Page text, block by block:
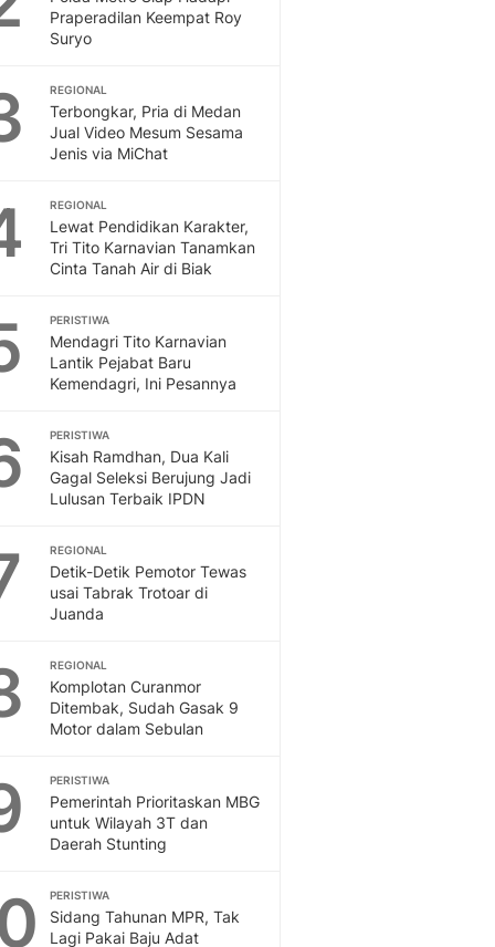
Praperadilan Keempat Roy
Suryo
REGIONAL
Terbongkar, Pria di Medan
Jual Video Mesum Sesama
Jenis via MiChat
REGIONAL
Lewat Pendidikan Karakter,
Tri Tito Karnavian Tanamkan
Cinta Tanah Air di Biak
PERISTIWA
Mendagri Tito Karnavian
Lantik Pejabat Baru
Kemendagri, Ini Pesannya
PERISTIWA
Kisah Ramdhan, Dua Kali
Gagal Seleksi Berujung Jadi
Lulusan Terbaik IPDN
REGIONAL
Detik-Detik Pemotor Tewas
usai Tabrak Trotoar di
Juanda
REGIONAL
Komplotan Curanmor
Ditembak, Sudah Gasak 9
Motor dalam Sebulan
PERISTIWA
Pemerintah Prioritaskan MBG
untuk Wilayah 3T dan
Daerah Stunting
PERISTIWA
Sidang Tahunan MPR, Tak
Lagi Pakai Baju Adat